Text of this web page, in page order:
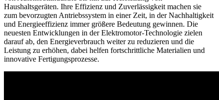
Haushaltsgeräten. Ihre Effizienz und Zuverlässigkeit machen sie
zum bevorzugten Antriebssystem in einer Zeit, in der Nachhaltigkeit
und Energieeffizienz immer größere Bedeutung gewinnen. Die
neuesten Entwicklungen in der Elektromotor-Technologie zielen
darauf ab, den Energieverbrauch weiter zu reduzieren und die
Leistung zu erhöhen, dabei helfen fortschrittliche Materialien und
innovative Fertigungsprozesse.